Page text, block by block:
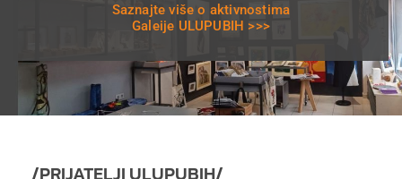
Saznajte više o aktivnostima
Galeije ULUPUBIH >>>
/PRIJATELJI ULUPUBIH/